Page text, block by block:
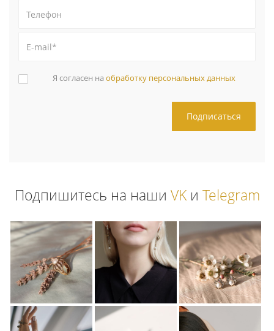
Я согласен на обработку персональных данных
Подпишитесь на наши VKи Telegram